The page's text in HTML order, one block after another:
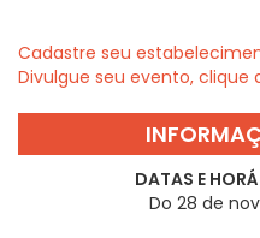
Cadastre seu
Divulgue seu evento, clique
DATAS E
Do 28 de